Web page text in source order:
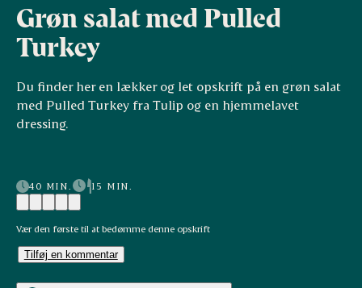
Grøn salat med Pulled
Turkey
Du finder her en lækker og let opskrift på en grøn salat
med Pulled Turkey fra Tulip og en hjemmelavet
dressing.
40 MIN. 15 MIN.
Vær den første til at bedømme denne opskrift
Tilføj en kommentar